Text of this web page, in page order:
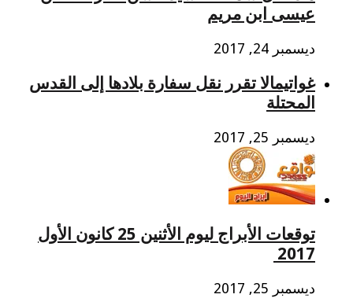
عيسى ابن مريم
ديسمبر 24, 2017
غواتيمالا تقرر نقل سفارة بلادها إلى القدس
المحتلة
ديسمبر 25, 2017
توقعات الأبراج ليوم الأثنين 25 كانون الأول
2017
ديسمبر 25, 2017